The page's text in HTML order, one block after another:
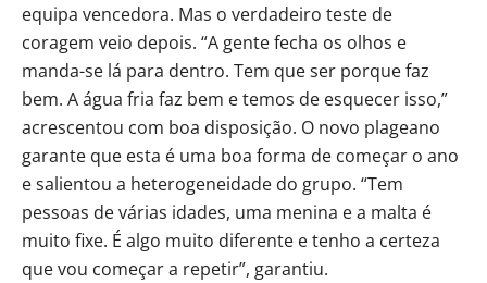
equipa vencedora. Mas o verdadeiro teste de
coragem veio depois. “A gente fecha os olhos e
manda-se lá para dentro. Tem que ser porque faz
bem. A água fria faz bem e temos de esquecer isso,”
acrescentou com boa disposição. O novo plageano
garante que esta é uma boa forma de começar o ano
e salientou a heterogeneidade do grupo. “Tem
pessoas de várias idades, uma menina e a malta é
muito fixe. É algo muito diferente e tenho a certeza
que vou começar a repetir”, garantiu.